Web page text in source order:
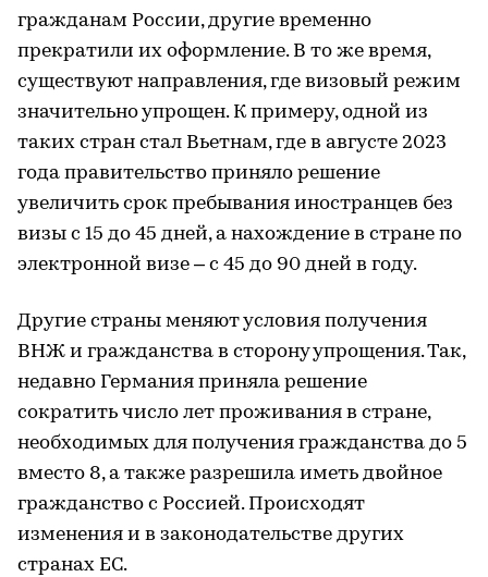
гражданам России, другие временно
прекратили их оформление. В то же время,
существуют направления, где визовый режим
значительно упрощен. К примеру, одной из
таких стран стал Вьетнам, где в августе 2023
года правительство приняло решение
увеличить срок пребывания иностранцев без
визы с 15 до 45 дней, а нахождение в стране по
электронной визе – с 45 до 90 дней в году.
Другие страны меняют условия получения
ВНЖ и гражданства в сторону упрощения. Так,
недавно Германия приняла решение
сократить число лет проживания в стране,
необходимых для получения гражданства до 5
вместо 8, а также разрешила иметь двойное
гражданство с Россией. Происходят
изменения и в законодательстве других
странах ЕС.